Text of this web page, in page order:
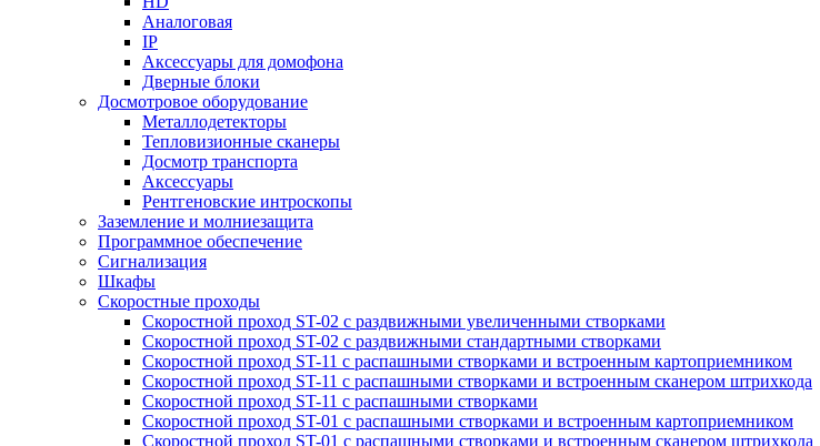
Аналоговая
IP
Аксессуары для домофона
Дверные блоки
Досмотровое оборудование
Металлодетекторы
Тепловизионные сканеры
Досмотр транспорта
Аксессуары
Рентгеновские интроскопы
Заземление и молниезащита
Программное обеспечение
Сигнализация
Шкафы
Скоростные проходы
Скоростной проход ST-02 с раздвижными увеличенными створками
Скоростной проход ST-02 с раздвижными стандартными створками
Скоростной проход ST-11 с распашными створками и встроенным картоприемником
Скоростной проход ST-11 с распашными створками и встроенным сканером штрихкода
Скоростной проход ST-11 с распашными створками
Скоростной проход ST-01 с распашными створками и встроенным картоприемником
Скоростной проход ST-01 с распашными створками и встроенным сканером штрихкода